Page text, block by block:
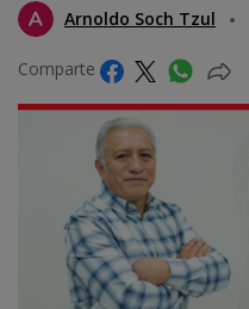
Arnoldo Soch Tzul
Comparte